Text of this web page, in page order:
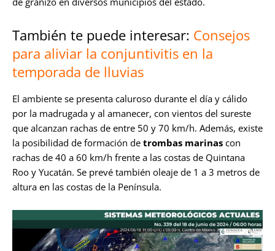
También te puede interesar: Consejos
para aliviar la conjuntivitis en la
temporada de lluvias
El ambiente se presenta caluroso durante el día y cálido
por la madrugada y al amanecer, con vientos del sureste
que alcanzan rachas de entre 50 y 70 km/h. Además, existe
la posibilidad de formación de trombas marinas con
rachas de 40 a 60 km/h frente a las costas de Quintana
Roo y Yucatán. Se prevé también oleaje de 1 a 3 metros de
altura en las costas de la Península.